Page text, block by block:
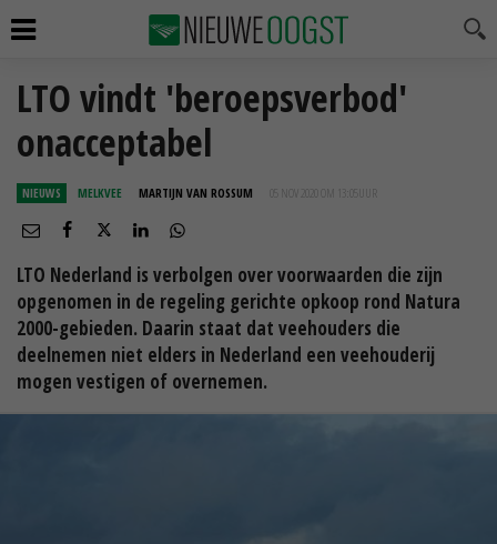
LTO vindt 'beroepsverbod'
onacceptabel
NIEUWS MELKVEE MARTIJN VAN ROSSUM 05 NOV 2020 OM 13:05
LTO Nederland is verbolgen over voorwaarden die zijn
opgenomen in de regeling gerichte opkoop rond Natura
2000-gebieden. Daarin staat dat veehouders die
deelnemen niet elders in Nederland een veehouderij
mogen vestigen of overnemen.